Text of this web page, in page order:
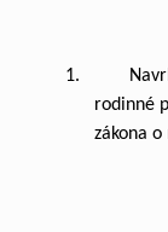
1.
rodinné
zákona